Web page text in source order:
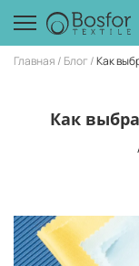
Главная Блог Как
Как